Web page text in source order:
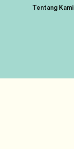
Tentang Kami